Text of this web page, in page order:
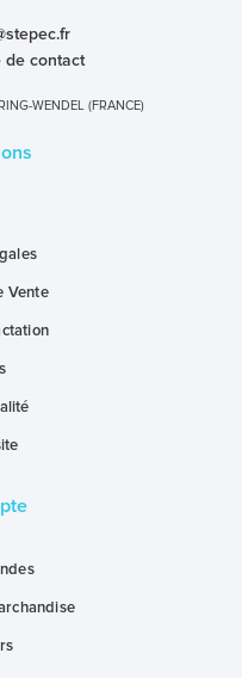
de contact
WENDEL (FRANCE)
Vente